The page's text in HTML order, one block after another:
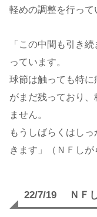
軽めの調整を行って
「この中間も引き
っています。
球節は触っても特
がまだ残っており
ません。
もうしばらくはし
きます」（ＮＦしが
22/7/19 ＮＦ